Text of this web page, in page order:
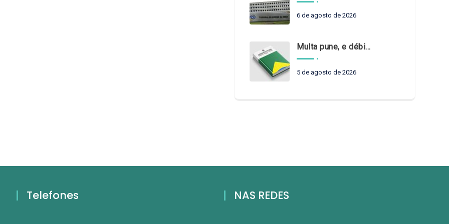
6 de agosto de 2026
Multa pune, e débito recompõe. § 3º do art. 71 da Constituição: um problema de legística formal
5 de agosto de 2026
Telefones NAS REDES